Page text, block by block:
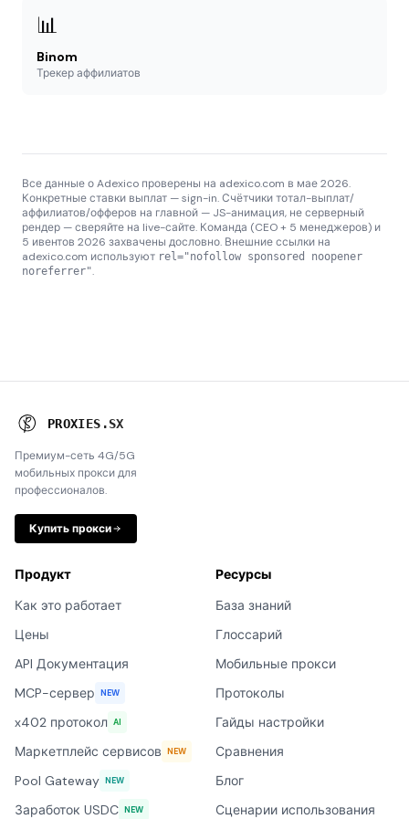
📊
Binom
Трекер аффилиатов
Все данные о Adexico проверены на adexico.com в мае 2026.
Конкретные ставки выплат — sign-in. Счётчики тотал-выплат/
аффилиатов/офферов на главной — JS-анимация, не серверный
рендер — сверяйте на live-сайте. Команда (CEO + 5 менеджеров) и
5 ивентов 2026 захвачены дословно. Внешние ссылки на
adexico.com используют rel="nofollow sponsored noopener
noreferrer".
PROXIES .SX
Премиум-сеть 4G/5G
мобильных прокси для
профессионалов.
Купить прокси
Продукт
Как это работает
Цены
API Документация
MCP-сервер NEW
x402 протокол AI
Маркетплейс сервисов NEW
Pool Gateway NEW
Заработок USDC NEW
Ресурсы
База знаний
Глоссарий
Мобильные прокси
Протоколы
Гайды настройки
Сравнения
Блог
Сценарии использования